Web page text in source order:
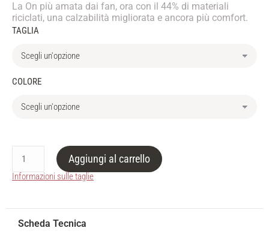
La On più amata dai fan, ora con il 44% di materiali
riciclati, una calzabilità migliorata e ancora più comfort.
TAGLIA
COLORE
Aggiungi al carrello
Informazioni sulle taglie